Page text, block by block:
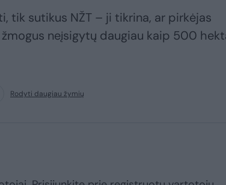
tik sutikus NŽT – ji tikrina, ar pirkėjas
neįsigytų daugiau kaip 500
Rodyti daugiau žymių